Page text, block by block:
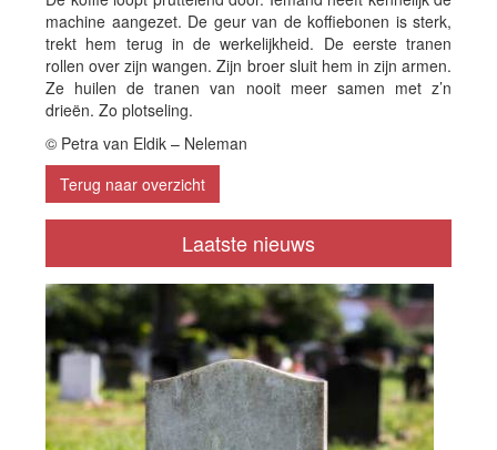
machine aangezet. De geur van de koffiebonen is sterk,
trekt hem terug in de werkelijkheid. De eerste tranen
rollen over zijn wangen. Zijn broer sluit hem in zijn armen.
Ze huilen de tranen van nooit meer samen met z’n
drieën. Zo plotseling.
© Petra van Eldik – Neleman
Terug naar overzicht
Laatste nieuws